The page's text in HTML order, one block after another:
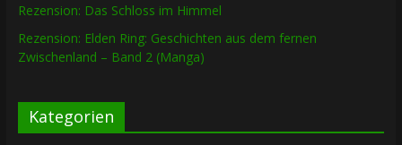
Rezension: Das Schloss im Himmel
Rezension: Elden Ring: Geschichten aus dem fernen
Zwischenland – Band 2 (Manga)
Kategorien